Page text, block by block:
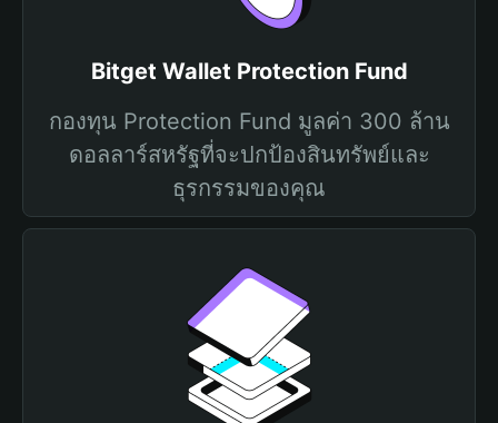
Bitget Wallet Protection Fund
กองทุน Protection Fund มูลค่า 300 ล้าน
ดอลลาร์สหรัฐที่จะปกป้องสินทรัพย์และ
ธุรกรรมของคุณ